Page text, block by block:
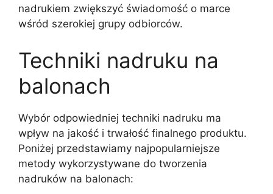
nadrukiem zwiększyć świadomość o marce
wśród szerokiej grupy odbiorców.
Techniki nadruku na
balonach
Wybór odpowiedniej techniki nadruku ma
wpływ na jakość i trwałość finalnego produktu.
Poniżej przedstawiamy najpopularniejsze
metody wykorzystywane do tworzenia
nadruków na balonach: